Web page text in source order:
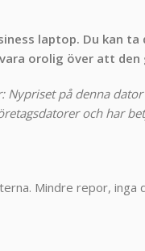
laptop. Du kan ta
orolig över att den
Nypriset på denna dator
och har
Mindre repor, inga